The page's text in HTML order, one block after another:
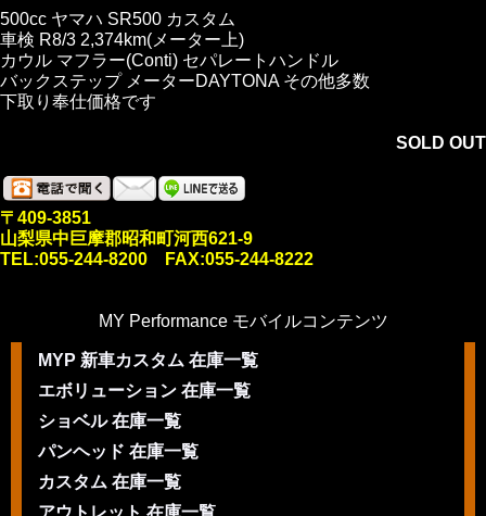
500cc ヤマハ SR500 カスタム
車検 R8/3 2,374km(メーター上)
カウル マフラー(Conti) セパレートハンドル
バックステップ メーターDAYTONA その他多数
下取り奉仕価格です
SOLD OUT
〒409-3851
山梨県中巨摩郡昭和町河西621-9
TEL:055-244-8200 FAX:055-244-8222
MY Performance モバイルコンテンツ
MYP 新車カスタム 在庫一覧
エボリューション 在庫一覧
ショベル 在庫一覧
パンヘッド 在庫一覧
カスタム 在庫一覧
アウトレット 在庫一覧